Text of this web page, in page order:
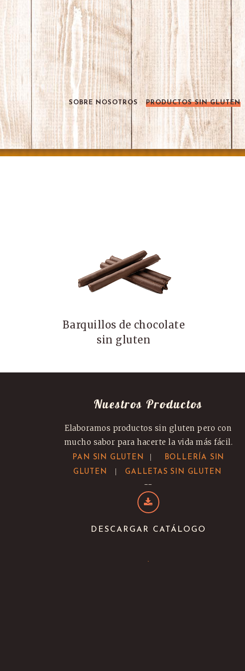
SOBRE NOSOTROS PRODUCTOS SIN GLUTEN
Barquillos de chocolate
sin gluten
Nuestros Productos
Elaboramos productos sin gluten pero con
mucho sabor para hacerte la vida más fácil.
PAN SIN GLUTEN |
BOLLERÍA SIN
GLUTEN
| GALLETAS SIN GLUTEN
--
DESCARGAR CATÁLOGO
.